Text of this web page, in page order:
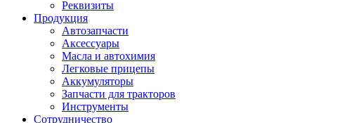
Реквизиты
Продукция
Автозапчасти
Аксессуары
Масла и автохимия
Легковые прицепы
Аккумуляторы
Запчасти для тракторов
Инструменты
Сотрудничество